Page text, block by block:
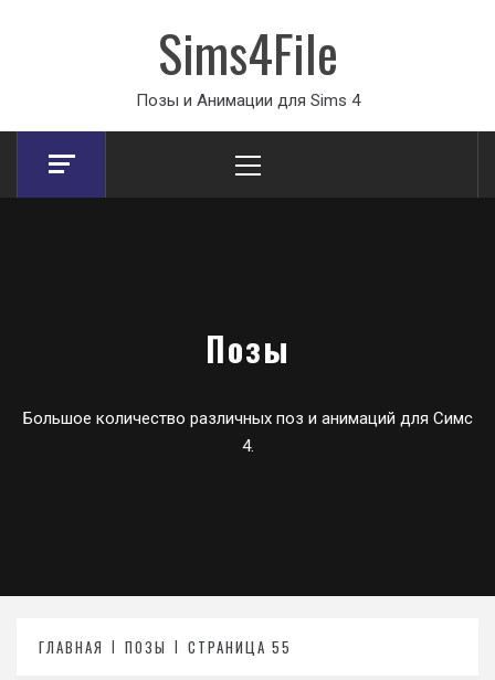
Sims4File
Позы и Анимации для Sims 4
Menu
Позы
Большое количество различных поз и анимаций для Симс
4.
ГЛАВНАЯ ПОЗЫ СТРАНИЦА 55